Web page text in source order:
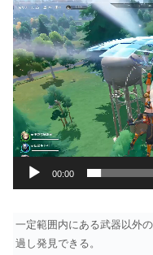
動
画
プ
レ
ー
ヤ
ー
00:00
一定範囲内にある武器以外
過し発見できる。